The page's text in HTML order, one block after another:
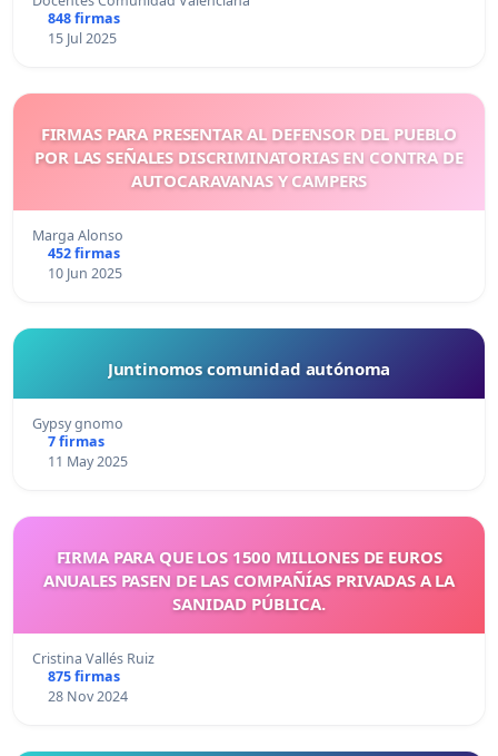
848 firmas
15 Jul 2025
FIRMAS PARA PRESENTAR AL DEFENSOR DEL PUEBLO
POR LAS SEÑALES DISCRIMINATORIAS EN CONTRA DE
AUTOCARAVANAS Y CAMPERS
Marga Alonso
452 firmas
10 Jun 2025
Juntinomos comunidad autónoma
Gypsy gnomo
7 firmas
11 May 2025
FIRMA PARA QUE LOS 1500 MILLONES DE EUROS
ANUALES PASEN DE LAS COMPAÑÍAS PRIVADAS A LA
SANIDAD PÚBLICA.
Cristina Vallés Ruiz
875 firmas
28 Nov 2024